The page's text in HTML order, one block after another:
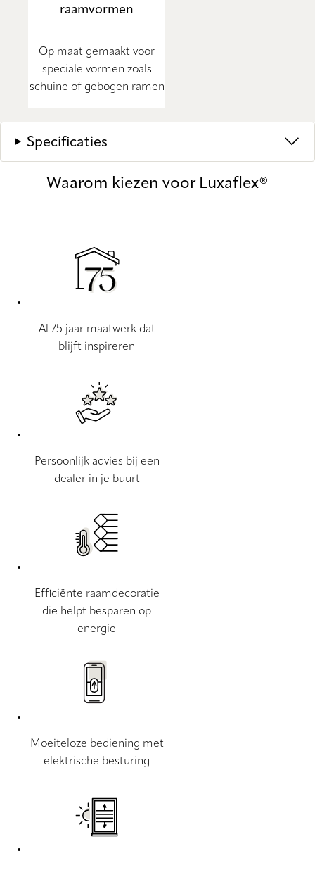
raamvormen
Op maat gemaakt voor
speciale vormen zoals
schuine of gebogen ramen
Specificaties
Waarom kiezen voor Luxaflex®
Al 75 jaar maatwerk dat
blijft inspireren
Persoonlijk advies bij een
dealer in je buurt
Efficiënte raamdecoratie
die helpt besparen op
energie
Moeiteloze bediening met
elektrische besturing